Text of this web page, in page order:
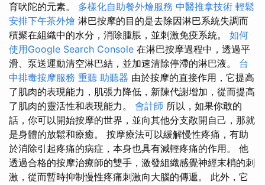
育吠陀的元素。 多樣化自助餐外燴服務 中醫推拿技術 輕鬆
安排下午茶外燴 淋巴按摩的目的是去除因淋巴系統失調而
積聚在組織中的水分，消除腫脹，並刺激免疫系統。 如何
使用Google Search Console 在淋巴按摩過程中，透過平
滑、泵送運動清空淋巴結，並加速清除停滯的淋巴液。 台
中排毒按摩服務 重聽 助聽器 由於按摩的直接作用，它提高
了肌肉的表現能力，肌張力降低，新陳代謝增加，從而提高
了肌肉的靈活性和表現能力。 會計師 所以，如果你敢的
話，你可以開始按摩的世界，並向其他分支敞開自己，那就
是身體的放鬆和療癒。 按摩療法可以緩解慢性疼痛，有助
於消除引起疼痛的病症，本身也具有減輕疼痛的作用。 他
透過合格的按摩治療師的雙手，激發組織感覺神經末梢的刺
激，從而暫時抑制慢性疼痛刺激向大腦的傳遞。 此外，它